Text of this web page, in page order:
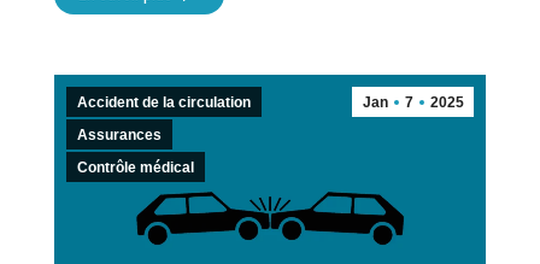
Jan 7 2025
Accident de la circulation
Assurances
Contrôle médical